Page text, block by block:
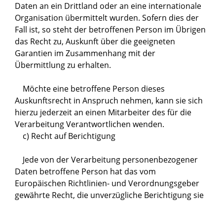
Daten an ein Drittland oder an eine internationale
Organisation übermittelt wurden. Sofern dies der
Fall ist, so steht der betroffenen Person im Übrigen
das Recht zu, Auskunft über die geeigneten
Garantien im Zusammenhang mit der
Übermittlung zu erhalten.
Möchte eine betroffene Person dieses
Auskunftsrecht in Anspruch nehmen, kann sie sich
hierzu jederzeit an einen Mitarbeiter des für die
Verarbeitung Verantwortlichen wenden.
c) Recht auf Berichtigung
Jede von der Verarbeitung personenbezogener
Daten betroffene Person hat das vom
Europäischen Richtlinien- und Verordnungsgeber
gewährte Recht, die unverzügliche Berichtigung sie